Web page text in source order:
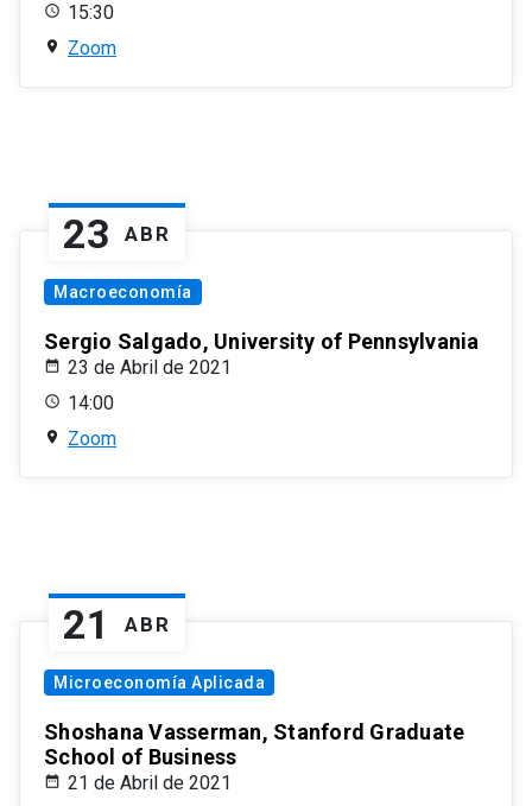
15:30
Zoom
23 ABR
Macroeconomía
Sergio Salgado, University of Pennsylvania
23 de Abril de 2021
14:00
Zoom
21 ABR
Microeconomía Aplicada
Shoshana Vasserman, Stanford Graduate
School of Business
21 de Abril de 2021